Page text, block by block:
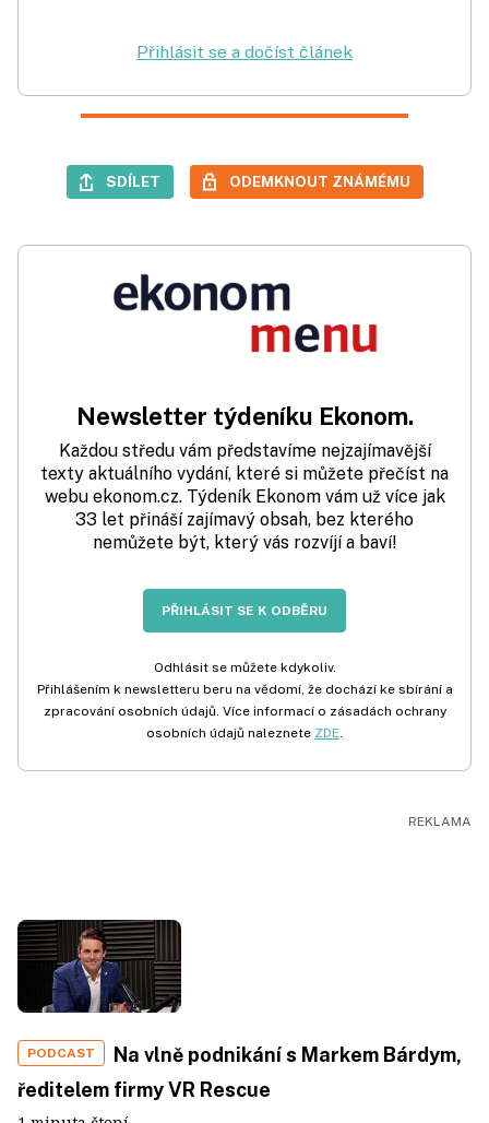
Přihlásit se a dočíst článek
SDÍLET ODEMKNOUT ZNÁMÉMU
Newsletter týdeníku Ekonom.
Každou středu vám představíme nejzajímavější
texty aktuálního vydání, které si můžete přečíst na
webu ekonom.cz. Týdeník Ekonom vám už více jak
33 let přináší zajímavý obsah, bez kterého
nemůžete být, který vás rozvíjí a baví!
PŘIHLÁSIT SE K ODBĚRU
Odhlásit se můžete kdykoliv.
Přihlášením k newsletteru beru na vědomí, že dochází ke sbírání a
zpracování osobních údajů. Více informací o zásadách ochrany
osobních údajů naleznete ZDE.
PODCAST
Na vlně podnikání s Markem Bárdym,
ředitelem firmy VR Rescue